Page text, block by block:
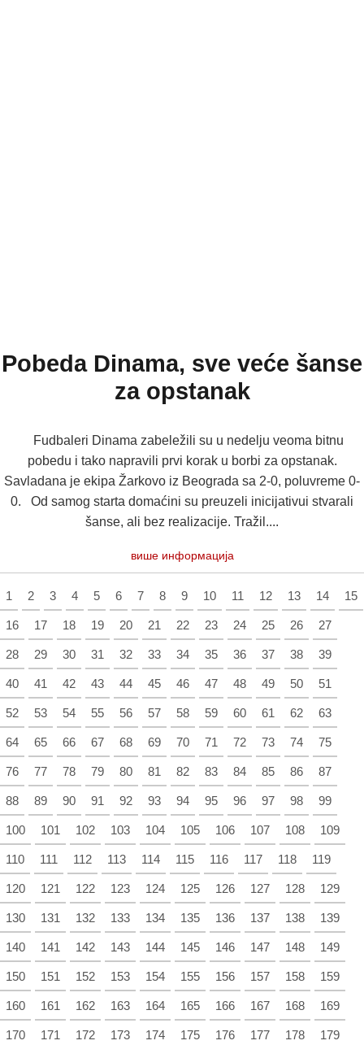
Pobeda Dinama, sve veće šanse
za opstanak
Fudbaleri Dinama zabeležili su u nedelju veoma bitnu
pobedu i tako napravili prvi korak u borbi za opstanak.
Savladana je ekipa Žarkovo iz Beograda sa 2-0, poluvreme 0-
0. Od samog starta domaćini su preuzeli inicijativui stvarali
šanse, ali bez realizacije. Tražil....
више информација
1 2 3 4 5 6 7 8 9 10 11 12 13 14 15
16 17 18 19 20 21 22 23 24 25 26 27
28 29 30 31 32 33 34 35 36 37 38 39
40 41 42 43 44 45 46 47 48 49 50 51
52 53 54 55 56 57 58 59 60 61 62 63
64 65 66 67 68 69 70 71 72 73 74 75
76 77 78 79 80 81 82 83 84 85 86 87
88 89 90 91 92 93 94 95 96 97 98 99
100 101 102 103 104 105 106 107 108 109
110 111 112 113 114 115 116 117 118 119
120 121 122 123 124 125 126 127 128 129
130 131 132 133 134 135 136 137 138 139
140 141 142 143 144 145 146 147 148 149
150 151 152 153 154 155 156 157 158 159
160 161 162 163 164 165 166 167 168 169
170 171 172 173 174 175 176 177 178 179